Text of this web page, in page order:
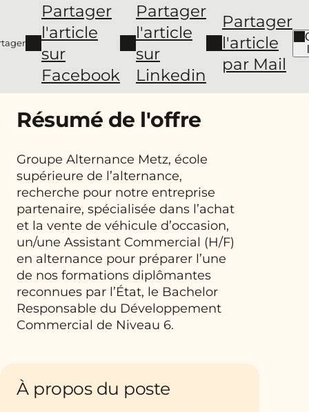
Partager
l'article
sur
Facebook
Partager
l'article
sur
Linkedin
Partager
l'article
par Mail
Résumé de l'offre
Groupe Alternance Metz, école
supérieure de l’alternance,
recherche pour notre entreprise
partenaire, spécialisée dans l’achat
et la vente de véhicule d’occasion,
un/une Assistant Commercial (H/F)
en alternance pour préparer l’une
de nos formations diplômantes
reconnues par l’État, le Bachelor
Responsable du Développement
Commercial de Niveau 6.
À propos du poste